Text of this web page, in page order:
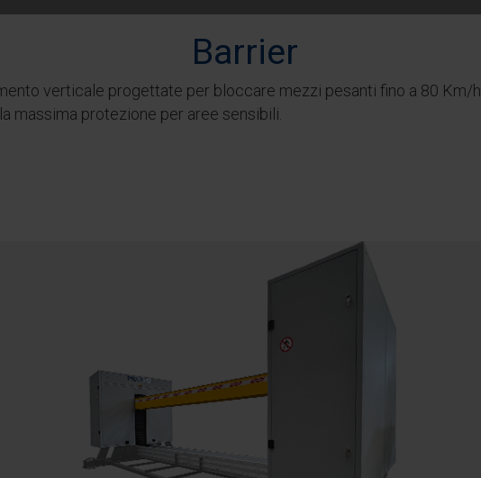
Barrier
verticale progettate per bloccare mezzi pesanti fino a 80 Km/
massima protezione per aree sensibili.